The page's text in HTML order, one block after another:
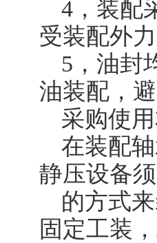
4，装配
受装配外
5，油封
油装配，
采购使
在装配
静压设备
的方式
固定工装